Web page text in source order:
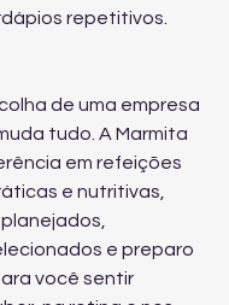
repetitivos.
de uma empresa
tudo. A Marmita
em refeições
e nutritivas,
e preparo
você sentir